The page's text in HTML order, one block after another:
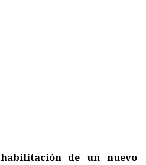
habilitación de un nuevo